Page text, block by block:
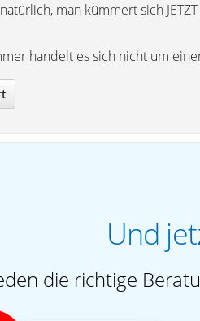
man kümmert sich
handelt es sich nicht um
Und
die richtige